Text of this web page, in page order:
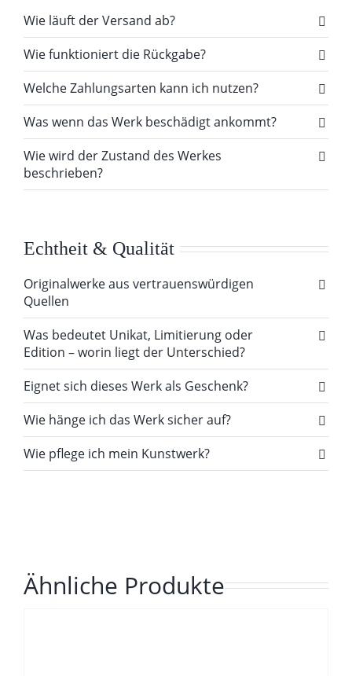
Wie läuft der Versand ab?
Wie funktioniert die Rückgabe?
Welche Zahlungsarten kann ich nutzen?
Was wenn das Werk beschädigt ankommt?
Wie wird der Zustand des Werkes
beschrieben?
Echtheit & Qualität
Originalwerke aus vertrauenswürdigen
Quellen
Was bedeutet Unikat, Limitierung oder
Edition – worin liegt der Unterschied?
Eignet sich dieses Werk als Geschenk?
Wie hänge ich das Werk sicher auf?
Wie pflege ich mein Kunstwerk?
Ähnliche Produkte